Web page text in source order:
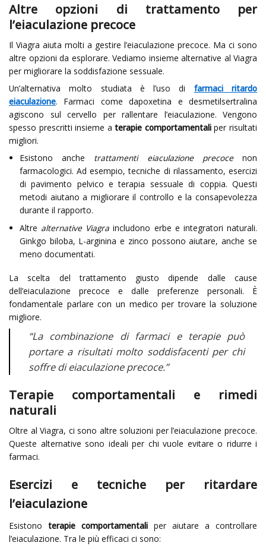
Altre opzioni di trattamento per
l’eiaculazione precoce
Il Viagra aiuta molti a gestire l’eiaculazione precoce. Ma ci sono
altre opzioni da esplorare. Vediamo insieme alternative al Viagra
per migliorare la soddisfazione sessuale.
Un’alternativa molto studiata è l’uso di farmaci ritardo
eiaculazione. Farmaci come dapoxetina e desmetilsertralina
agiscono sul cervello per rallentare l’eiaculazione. Vengono
spesso prescritti insieme aterapie comportamentaliper risultati
migliori.
Esistono anche trattamenti eiaculazione precocenon
farmacologici. Ad esempio, tecniche di rilassamento, esercizi
di pavimento pelvico e terapia sessuale di coppia. Questi
metodi aiutano a migliorare il controllo e la consapevolezza
durante il rapporto.
Altre alternative Viagra includono erbe e integratori naturali.
Ginkgo biloba, L-arginina e zinco possono aiutare, anche se
meno documentati.
La scelta del trattamento giusto dipende dalle cause
dell’eiaculazione precoce e dalle preferenze personali. È
fondamentale parlare con un medico per trovare la soluzione
migliore.
“La combinazione di farmaci e terapie può
portare a risultati molto soddisfacenti per chi
soffre di eiaculazione precoce.”
Terapie comportamentali e rimedi
naturali
Oltre al Viagra, ci sono altre soluzioni per l’eiaculazione precoce.
Queste alternative sono ideali per chi vuole evitare o ridurre i
farmaci.
Esercizi e tecniche per ritardare
l’eiaculazione
Esistono terapie comportamentali per aiutare a controllare
l’eiaculazione. Tra le più efficaci ci sono: